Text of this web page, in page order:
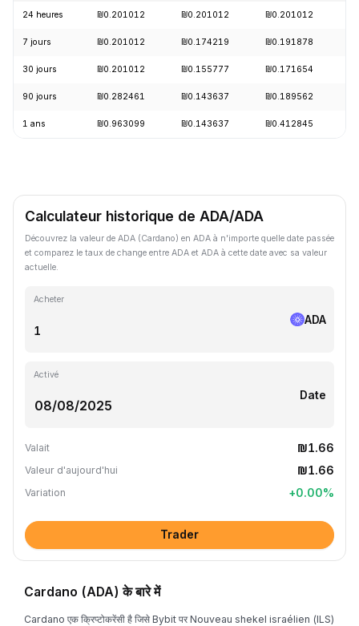
24 heures ₪0.201012 ₪0.201012 ₪0.201012
7 jours ₪0.201012 ₪0.174219 ₪0.191878
30 jours ₪0.201012 ₪0.155777 ₪0.171654
90 jours ₪0.282461 ₪0.143637 ₪0.189562
1 ans ₪0.963099 ₪0.143637 ₪0.412845
Calculateur historique de ADA/ADA
Découvrez la valeur de ADA (Cardano) en ADA à n'importe quelle date passée
et comparez le taux de change entre ADA et ADA à cette date avec sa valeur
actuelle.
Acheter
ADA
Activé
Date
Valait ₪1.66
Valeur d'aujourd'hui ₪1.66
Variation +0.00%
Trader
Cardano (ADA) के बारे में
Cardano एक क्रिप्टोकरेंसी है जिसे Bybit पर Nouveau shekel israélien (ILS)